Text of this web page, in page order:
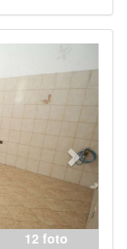
12 foto